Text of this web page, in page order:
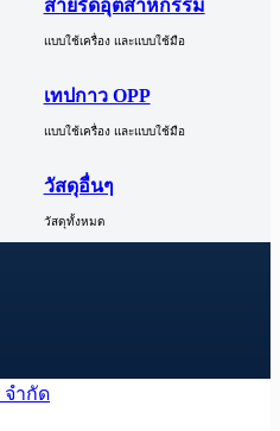
สายรัดอุตสาหกรรม
แบบใช้เครื่อง และแบบใช้มือ
เทปกาว OPP
แบบใช้เครื่อง และแบบใช้มือ
วัสดุอื่นๆ
วัสดุทั้งหมด